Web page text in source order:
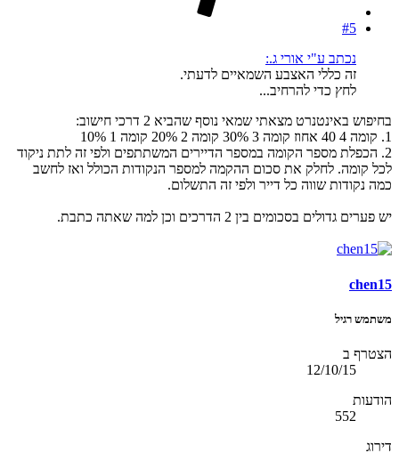
#5
נכתב ע"י אורי ג.:
זה כללי האצבע השמאיים לדעתי.
לחץ כדי להרחיב...
בחיפוש באינטנרט מצאתי שמאי נוסף שהביא 2 דרכי חישוב:
1. קומה 4 40 אחוז קומה 3 30% קומה 2 20% קומה 1 10%
2. הכפלת מספר הקומה במספר הדיירים המשתתפים ולפי זה לתת ניקוד
לכל קומה. לחלק את סכום ההקמה למספר הנקודות הכולל ואז לחשב
כמה נקודות שווה כל דייר ולפי זה התשלום.
יש פערים גדולים בסכומים בין 2 הדרכים וכן למה שאתה כתבת.
chen15
משתמש רגיל
הצטרף ב
12/10/15
הודעות
552
דירוג